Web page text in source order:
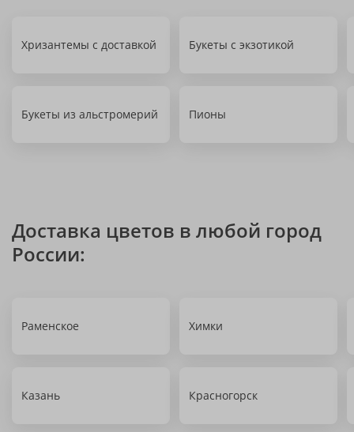
Хризантемы с доставкой Букеты с экзотикой
Букеты из альстромерий Пионы
Доставка цветов в любой город
России:
Раменское Химки
Казань Красногорск